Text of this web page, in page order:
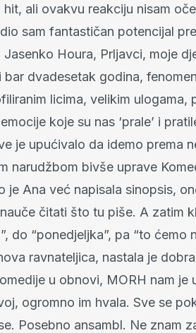
hit, ali ovakvu reakciju nisam
sam fantastičan potencijal
Jasenko Houra, Prljavci, moje
bar dvadesetak godina,
licima, velikim ulogama,
koje su nas ‘prale’ i
je upućivalo da idemo prema
narudžbom bivše uprave
je Ana već napisala sinopsis,
čitati što tu piše. A zatim
do “ponedjeljka”, pa “to
ravnateljica, nastala je
u obnovi, MORH nam
ogromno im hvala. Sve se
Posebno ansambl. Ne znam